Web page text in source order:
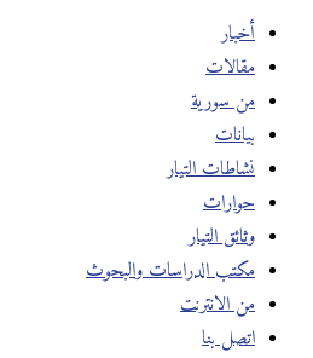
أخبار
مقالات
من سورية
بيانات
نشاطات التيار
حوارات
وثائق التيار
مكتب الدراسات والبحوث
من الانترنت
اتصل بنا